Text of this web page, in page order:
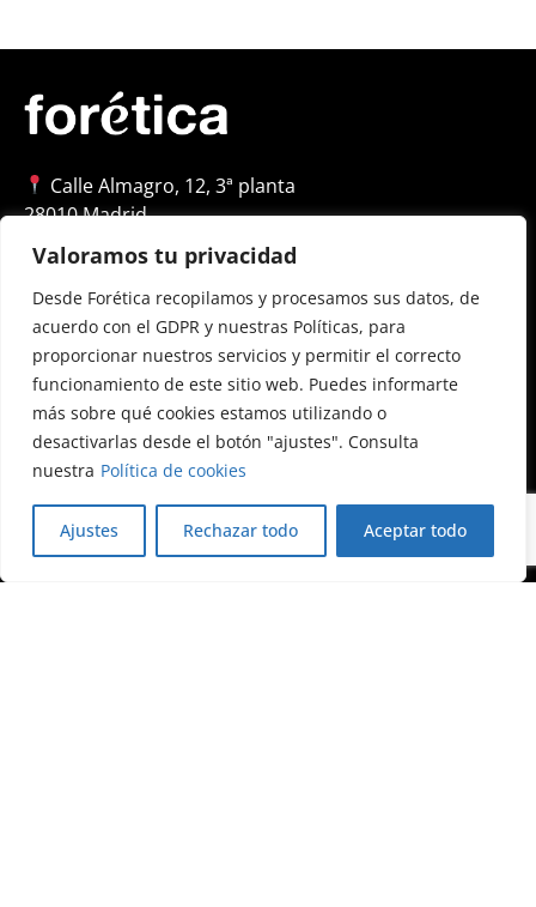
Valoramos tu privacidad
Desde Forética recopilamos y procesamos sus datos, de
acuerdo con el GDPR y nuestras Políticas, para
proporcionar nuestros servicios y permitir el correcto
funcionamiento de este sitio web. Puedes informarte
más sobre qué cookies estamos utilizando o
desactivarlas desde el botón "ajustes". Consulta
nuestra Política de cookies
Ajustes Rechazar todo Aceptar todo
Calle Almagro, 12, 3ª planta
28010 Madrid
+34 91 522 79 46
foretica@foretica.es
Blog de Forética
Nosotros